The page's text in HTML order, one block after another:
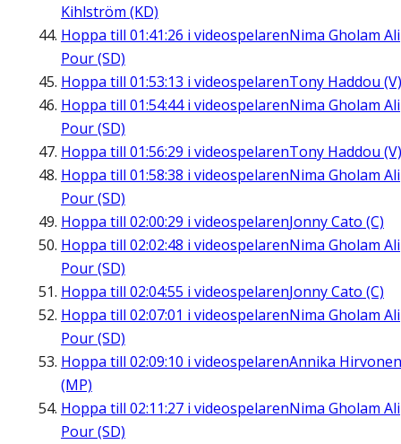
Kihlström (KD)
Hoppa till 01:41:26 i videospelarenNima Gholam Ali
Pour (SD)
Hoppa till 01:53:13 i videospelarenTony Haddou (V)
Hoppa till 01:54:44i videospelarenNima Gholam Ali
Pour (SD)
Hoppa till 01:56:29 i videospelarenTony Haddou (V)
Hoppa till 01:58:38 i videospelarenNima Gholam Ali
Pour (SD)
Hoppa till 02:00:29 i videospelarenJonny Cato (C)
Hoppa till 02:02:48 i videospelarenNima Gholam Ali
Pour (SD)
Hoppa till 02:04:55 i videospelarenJonny Cato (C)
Hoppa till 02:07:01 i videospelarenNima Gholam Ali
Pour (SD)
Hoppa till 02:09:10 i videospelarenAnnika Hirvonen
(MP)
Hoppa till 02:11:27 i videospelarenNima Gholam Ali
Pour (SD)